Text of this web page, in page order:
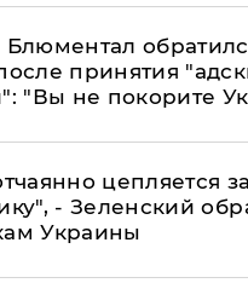
Блюментал
принятия
"Вы не покорите
цепляется за
- Зеленский
Украины